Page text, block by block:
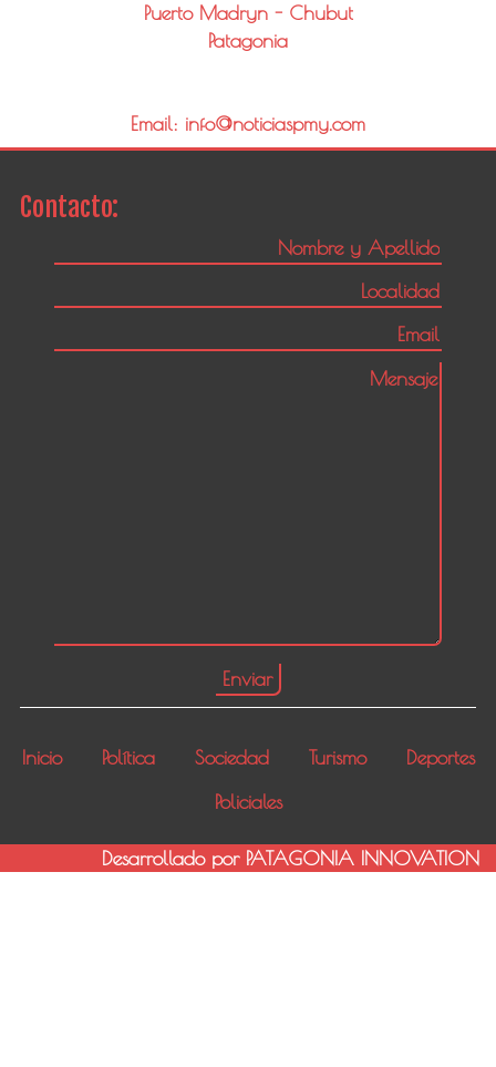
Puerto Madryn - Chubut
Patagonia
Email: info@noticiaspmy.com
Contacto:
Inicio Política Sociedad Turismo
Deportes
Policiales
Desarrollado por PATAGONIA INNOVATION